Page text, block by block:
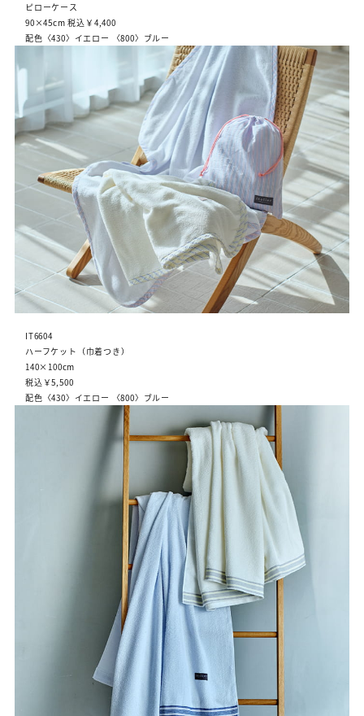
ピローケース
90×45cm 税込￥4,400
配色〈430〉イエロー 〈800〉ブルー
IT6604
ハーフケット（巾着つき）
140×100cm
税込￥5,500
配色〈430〉イエロー 〈800〉ブルー